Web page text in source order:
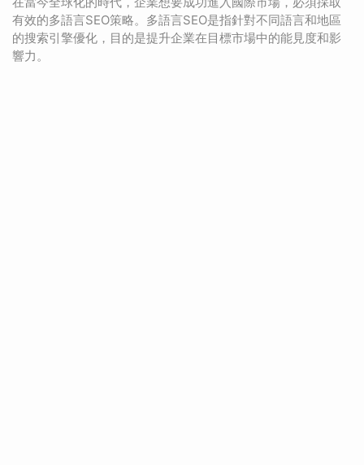
有效的多語言SEO策略。多語言SEO是指針對不同語言和地區
的搜索引擎優化，目的是提升企業在目標市場中的能見度和影
響力。